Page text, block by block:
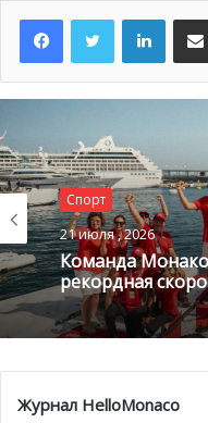
Спорт
21 июля , 2026
Команда
рекордная
Журнал HelloMonaco